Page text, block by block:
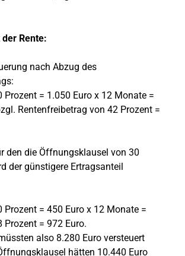
Rente:
nach Abzug des
Prozent = 1.050 Euro x 12 Monate =
Rentenfreibetrag von 42 Prozent =
den die Öffnungsklausel von 30
der günstigere Ertragsanteil
Prozent = 450 Euro x 12 Monate =
Prozent = 972 Euro.
also 8.280 Euro versteuert
hätten 10.440 Euro